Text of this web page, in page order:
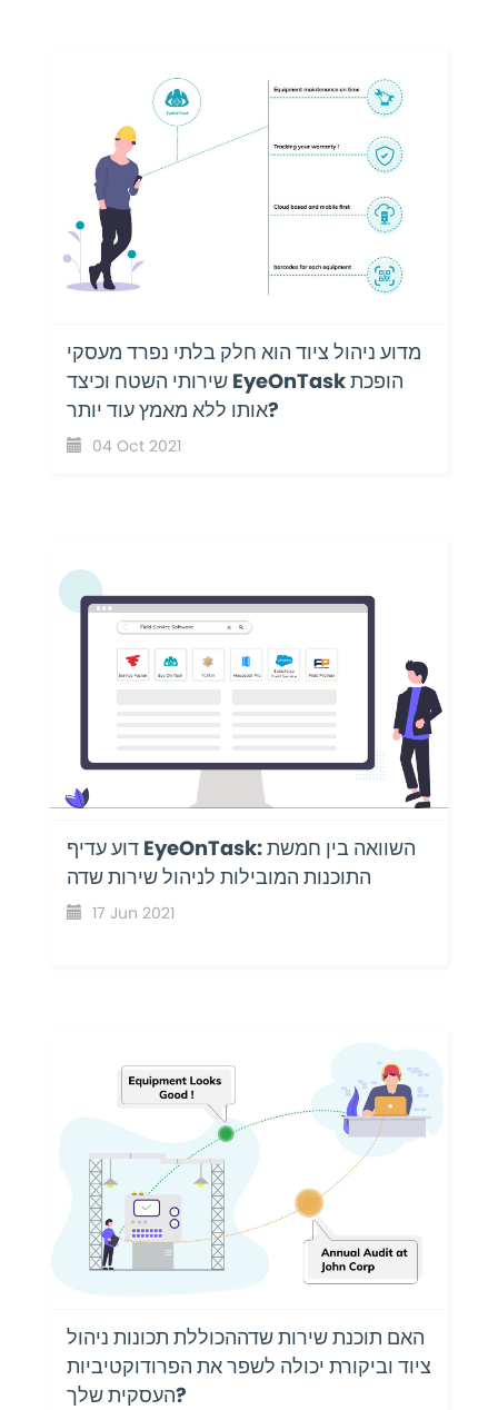
מדוע ניהול ציוד הוא חלק בלתי נפרד מעסקי
שירותי השטח וכיצד EyeOnTask הופכת
אותו ללא מאמץ עוד יותר?
04 Oct 2021
דוע עדיף EyeOnTask: השוואה בין חמשת
התוכנות המובילות לניהול שירות שדה
17 Jun 2021
האם תוכנת שירות שדההכוללת תכונות ניהול
ציוד וביקורת יכולה לשפר את הפרודוקטיביות
העסקית שלך?